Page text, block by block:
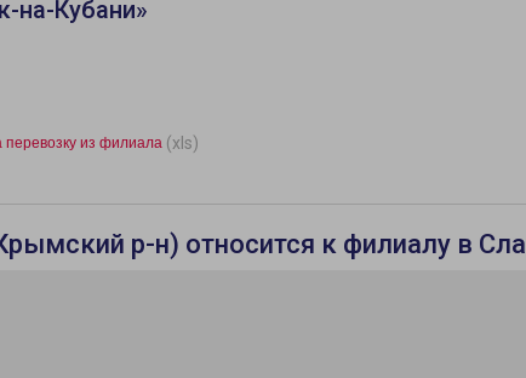
на-Кубани»
из филиала (xls)
р-н) относится к филиалу в